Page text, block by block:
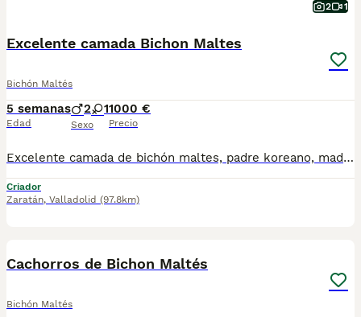
2 1
Excelente camada Bichon Maltes
Bichón Maltés
5 semanas
Edad
2 1
Sexo
1000 €
Precio
Excelente camada de bichón maltes, padre koreano, madre 50% koreana, muy pequeños totalmente garantizados
Criador
Zaratán, Valladolid (97.8km)
Cachorros de Bichon Maltés
Bichón Maltés